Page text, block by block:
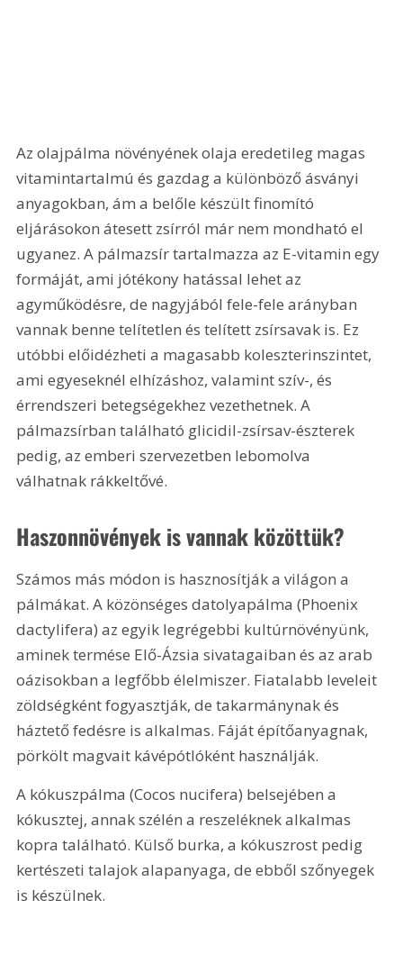
Az olajpálma növényének olaja eredetileg magas
vitamintartalmú és gazdag a különböző ásványi
anyagokban, ám a belőle készült finomító
eljárásokon átesett zsírról már nem mondható el
ugyanez. A pálmazsír tartalmazza az E-vitamin egy
formáját, ami jótékony hatással lehet az
agyműködésre, de nagyjából fele-fele arányban
vannak benne telítetlen és telített zsírsavak is. Ez
utóbbi előidézheti a magasabb koleszterinszintet,
ami egyeseknél elhízáshoz, valamint szív-, és
érrendszeri betegségekhez vezethetnek. A
pálmazsírban található glicidil-zsírsav-észterek
pedig, az emberi szervezetben lebomolva
válhatnak rákkeltővé.
Haszonnövények is vannak közöttük?
Számos más módon is hasznosítják a világon a
pálmákat. A közönséges datolyapálma (Phoenix
dactylifera) az egyik legrégebbi kultúrnövényünk,
aminek termése Elő-Ázsia sivatagaiban és az arab
oázisokban a legfőbb élelmiszer. Fiatalabb leveleit
zöldségként fogyasztják, de takarmánynak és
háztető fedésre is alkalmas. Fáját építőanyagnak,
pörkölt magvait kávépótlóként használják.
A kókuszpálma (Cocos nucifera) belsejében a
kókusztej, annak szélén a reszeléknek alkalmas
kopra található. Külső burka, a kókuszrost pedig
kertészeti talajok alapanyaga, de ebből szőnyegek
is készülnek.